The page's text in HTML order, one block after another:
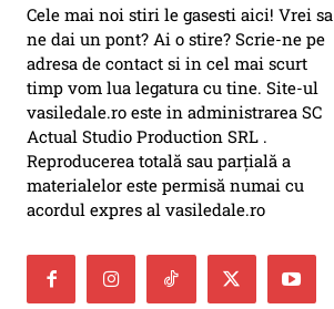
Cele mai noi stiri le gasesti aici! Vrei sa
ne dai un pont? Ai o stire? Scrie-ne pe
adresa de contact si in cel mai scurt
timp vom lua legatura cu tine. Site-ul
vasiledale.ro este in administrarea SC
Actual Studio Production SRL .
Reproducerea totală sau parțială a
materialelor este permisă numai cu
acordul expres al vasiledale.ro